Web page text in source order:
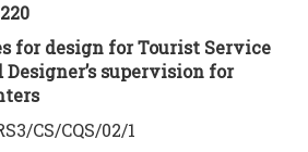
for design forTourist Service
Designer’ssupervision for
CS/CQS/02/1